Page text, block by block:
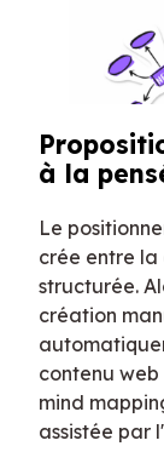
à la
Le
crée entre la
structurée.
création
contenu web
mind
assistée par